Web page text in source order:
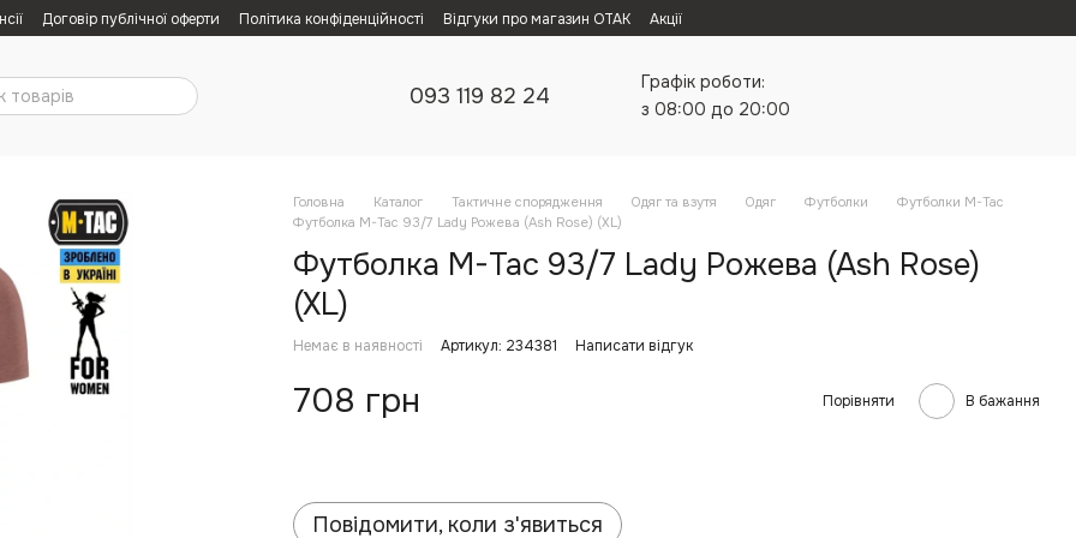
Договір публічної оферти Політика конфіденційності Відгуки про магазин ОТАК Акції
093 119 82 24
Графік роботи:
з 08:00 до 20:00
Головна Каталог Тактичне спорядження Одяг та взутя Одяг Футболки
Футболки M-Tac
Футболка M-Tac 93/7 Lady Рожева (Ash Rose) (XL)
Футболка M-Tac 93/7 Lady Рожева (Ash Rose)
(XL)
Немає в наявності Артикул: 234381 Написати відгук
708 грн Порівняти В бажання
Повідомити, коли з'явиться